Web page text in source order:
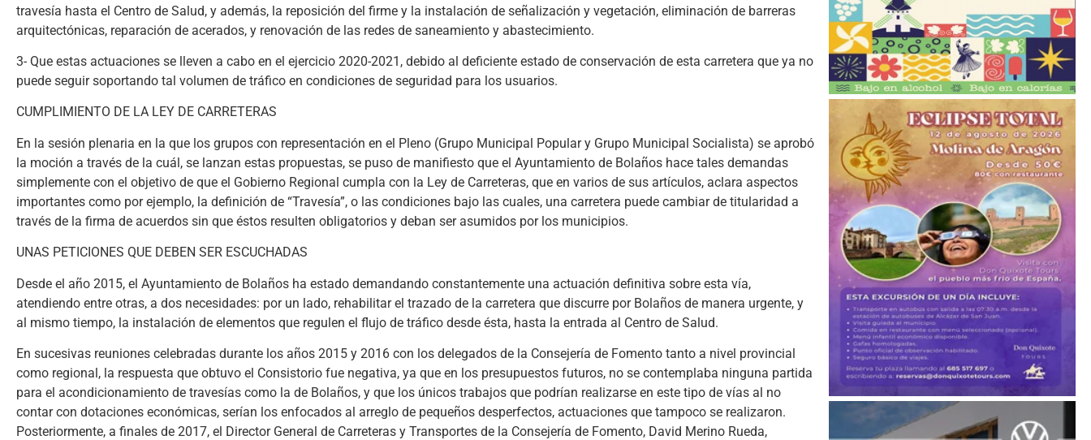
travesía hasta el Centro de Salud, y además, la reposición del firme y la instalación de señalización y vegetación, eliminación de barreras
arquitectónicas, reparación de acerados, y renovación de las redes de saneamiento y abastecimiento.
3- Que estas actuaciones se lleven a cabo en el ejercicio 2020-2021, debido al deficiente estado de conservación de esta carretera que ya no
puede seguir soportando tal volumen de tráfico en condiciones de seguridad para los usuarios.
CUMPLIMIENTO DE LA LEY DE CARRETERAS
En la sesión plenaria en la que los grupos con representación en el Pleno (Grupo Municipal Popular y Grupo Municipal Socialista) se aprobó
la moción a través de la cuál, se lanzan estas propuestas, se puso de manifiesto que el Ayuntamiento de Bolaños hace tales demandas
simplemente con el objetivo de que el Gobierno Regional cumpla con la Ley de Carreteras, que en varios de sus artículos, aclara aspectos
importantes como por ejemplo, la definición de “Travesía”, o las condiciones bajo las cuales, una carretera puede cambiar de titularidad a
través de la firma de acuerdos sin que éstos resulten obligatorios y deban ser asumidos por los municipios.
UNAS PETICIONES QUE DEBEN SER ESCUCHADAS
Desde el año 2015, el Ayuntamiento de Bolaños ha estado demandando constantemente una actuación definitiva sobre esta vía,
atendiendo entre otras, a dos necesidades: por un lado, rehabilitar el trazado de la carretera que discurre por Bolaños de manera urgente, y
al mismo tiempo, la instalación de elementos que regulen el flujo de tráfico desde ésta, hasta la entrada al Centro de Salud.
En sucesivas reuniones celebradas durante los años 2015 y 2016 con los delegados de la Consejería de Fomento tanto a nivel provincial
como regional, la respuesta que obtuvo el Consistorio fue negativa, ya que en los presupuestos futuros, no se contemplaba ninguna partida
para el acondicionamiento de travesías como la de Bolaños, y que los únicos trabajos que podrían realizarse en este tipo de vías al no
contar con dotaciones económicas, serían los enfocados al arreglo de pequeños desperfectos, actuaciones que tampoco se realizaron.
Posteriormente, a finales de 2017, el Director General de Carreteras y Transportes de la Consejería de Fomento, David Merino Rueda,